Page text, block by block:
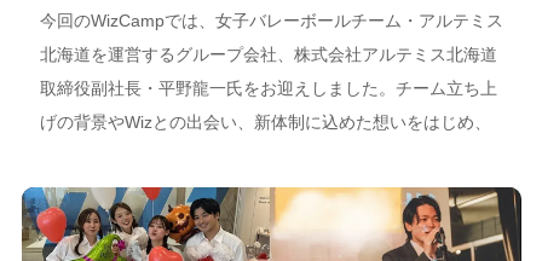
今回のWizCampでは、女子バレーボールチーム・アルテミス
北海道を運営するグループ会社、株式会社アルテミス北海道
取締役副社長・平野龍一氏をお迎えしました。チーム立ち上
げの背景やWizとの出会い、新体制に込めた想いをはじめ、
海道が描く今後のビジョンについて語っています。